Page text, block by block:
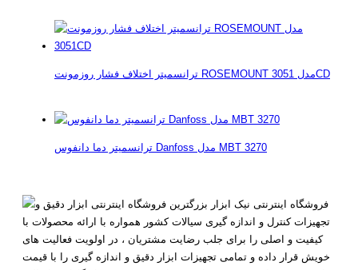
ترانسمیتر اختلاف فشار روزمونت ROSEMOUNT مدل 3051CD
ترانسمیتر دما دانفوس Danfoss مدل MBT 3270
فروشگاه اینترنتی نیک ابزار بزرگترین فروشگاه اینترنتی ابزار دقیق و
تجهیزات کنترل و اندازه گیری سیالات کشور همواره با ارائه محصولات با
کیفیت و اصلی را برای جلب رضایت مشتریان ، در اولویت فعالیت های
خویش قرار داده و تمامی تجهیزات ابزار دقیق و اندازه گیری را با قیمت